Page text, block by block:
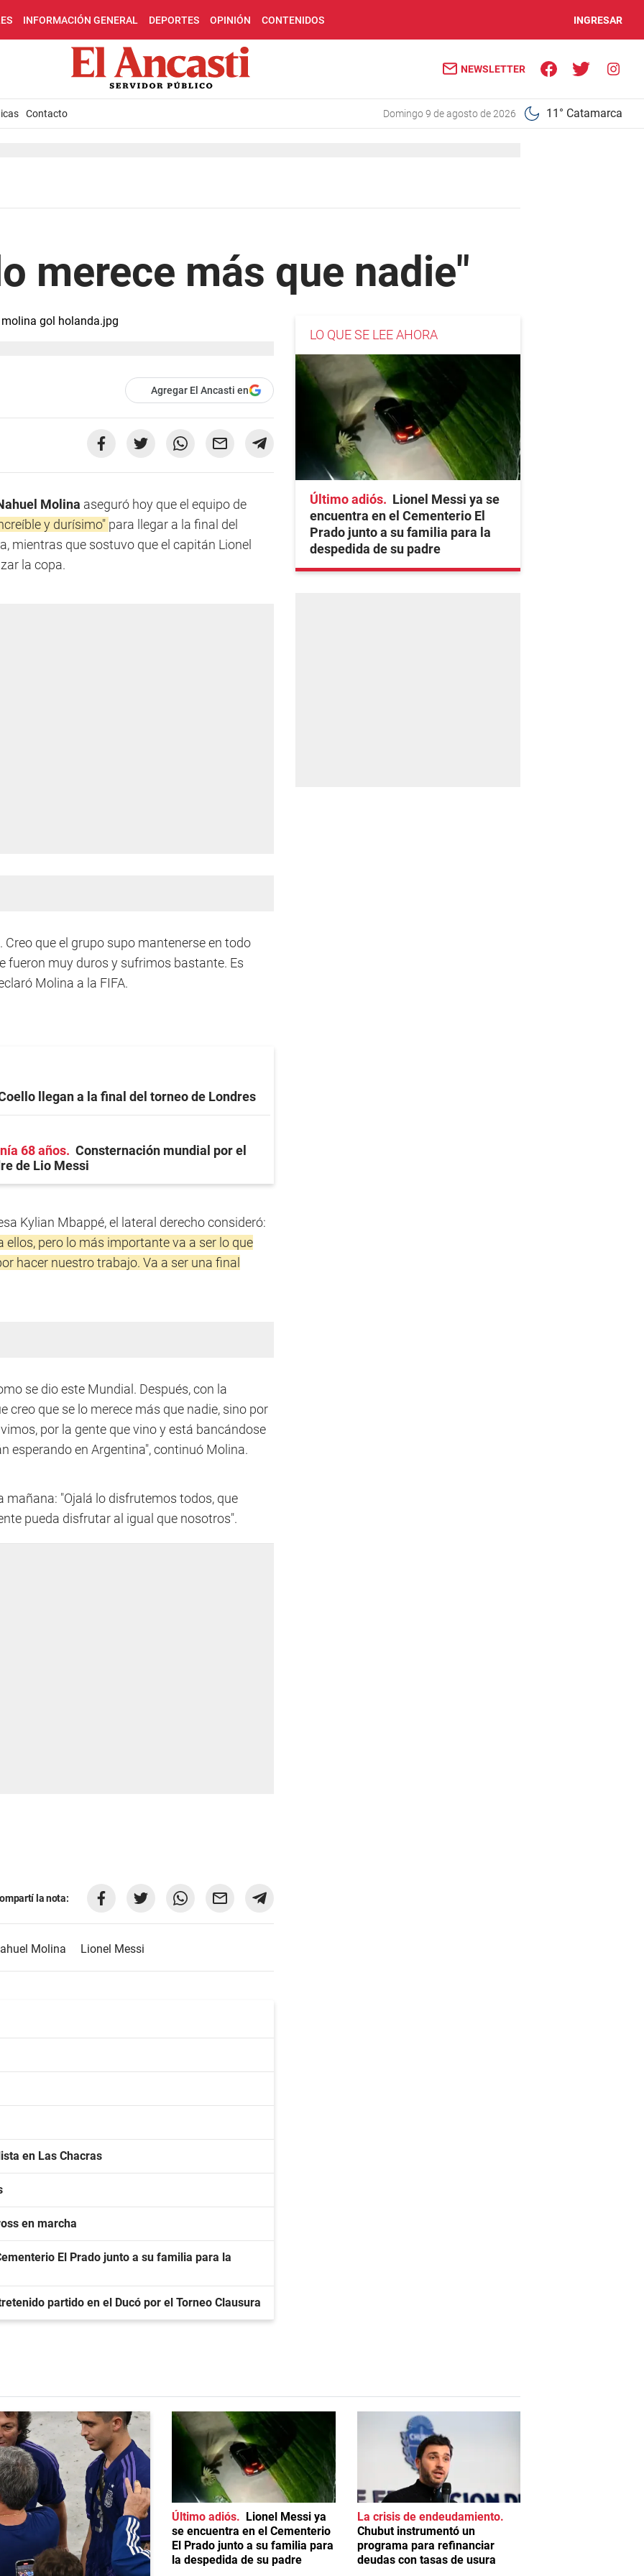
INFORMACIÓN GENERAL DEPORTES OPINIÓN CONTENIDOS INGRESAR
NEWSLETTER
Contacto domingo 9 de agosto de 2026 11° Catamarca
merece más que nadie"
Agregar El Ancasti en
Molina aseguró hoy que el equipo de
y durísimo" para llegar a la final del
mientras que sostuvo que el capitán Lionel
la copa.
que el grupo supo mantenerse en todo
fueron muy duros y sufrimos bastante. Es
Molina a la FIFA.
llegan a la final del torneo de Londres
68 años
Consternación mundial por el
de Lio Messi
Kylian Mbappé, el lateral derecho consideró:
pero lo más importante va a ser lo que
hacer nuestro trabajo. Va a ser una final
se dio este Mundial. Después, con la
creo que se lo merece más que nadie, sino por
por la gente que vino y está bancándose
esperando en Argentina", continuó Molina.
"Ojalá lo disfrutemos todos, que
pueda disfrutar al igual que nosotros".
la nota:
Molina Lionel Messi
en Las Chacras
en marcha
El Prado junto a su familia para la
partido en el Ducó por el Torneo Clausura
LO QUE SE LEE AHORA
Último adiós
Lionel Messi ya se
encuentra en el Cementerio El
Prado junto a su familia para la
despedida de su padre
Último adiós
Lionel Messi ya
se encuentra en el Cementerio
El Prado junto a su familia para
la despedida de su padre
La crisis de endeudamiento
Chubut instrumentó un
programa para refinanciar
deudas con tasas de usura